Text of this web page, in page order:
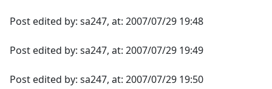
Post edited by: sa247, at: 2007/07/29 19:48
Post edited by: sa247, at: 2007/07/29 19:49
Post edited by: sa247, at: 2007/07/29 19:50